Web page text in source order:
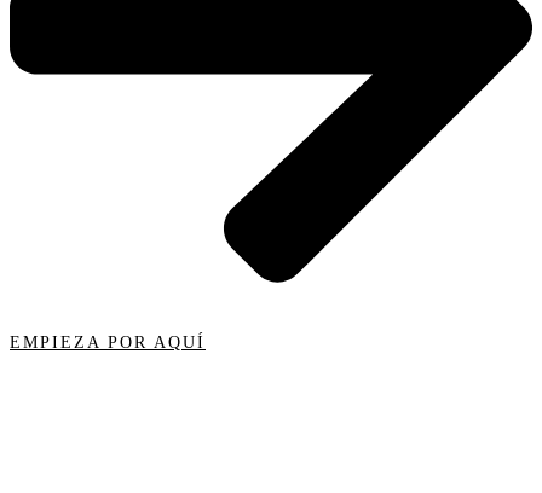
EMPIEZA POR AQUÍ